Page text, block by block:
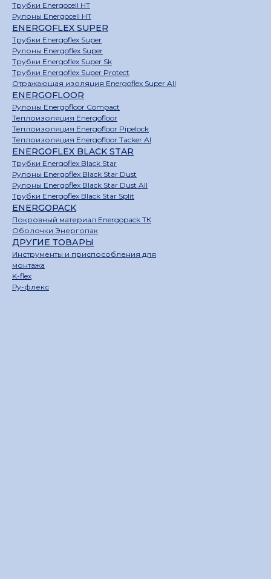
Трубки Energocell HT
Рулоны Energocell HT
ENERGOFLEX SUPER
Трубки Energoflex Super
Рулоны Energoflex Super
Трубки Energoflex Super Sk
Трубки Energoflex Super Protect
Отражающая изоляция Energoflex Super All
ENERGOFLOOR
Рулоны Energofloor Compact
Теплоизоляция Energofloor
Теплоизоляция Energofloor Pipelock
Теплоизоляция Energofloor Tacker Al
ENERGOFLEX BLACK STAR
Трубки Energoflex Black Star
Рулоны Energoflex Black Star Dust
Рулоны Energoflex Black Star Dust All
Трубки Energoflex Black Star Split
ENERGOPACK
Покровный материал Energopack ТК
Оболочки Энергопак
ДРУГИЕ ТОВАРЫ
Инструменты и приспособления для
монтажа
K-flex
Ру-флекс